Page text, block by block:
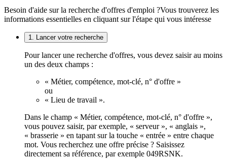
Besoin d'aide sur la recherche d'offres d'emploi ?Vous trouverez les
informations essentielles en cliquant sur l'étape qui vous intéresse
1. Lancer votre recherche
Pour lancer une recherche d'offres, vous devez saisir au moins
un des deux champs :
« Métier, compétence, mot-clé, n° d'offre »
ou
« Lieu de travail ».
Dans le champ « Métier, compétence, mot-clé, n° d'offre »,
vous pouvez saisir, par exemple, « serveur », « anglais »,
« brasserie » en tapant sur la touche « entrée » entre chaque
mot. Vous recherchez une offre précise ? Saisissez
directement sa référence, par exemple 049RSNK.